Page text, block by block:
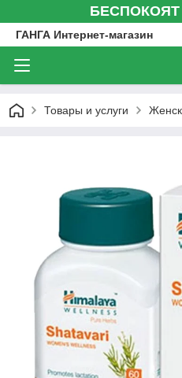
ГАНГА Интернет-магазин
Товары и услуги